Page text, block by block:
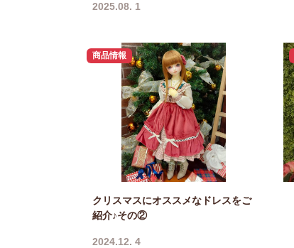
2025.08. 1
商品情報
クリスマスにオススメなドレスをご
紹介♪その②
2024.12. 4